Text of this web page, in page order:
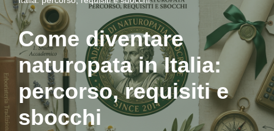
Come diventare
naturopata in Italia:
percorso, requisiti e
sbocchi